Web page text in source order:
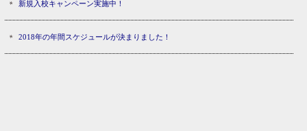
新規入校キャンペーン実施中！
2018年の年間スケジュールが決まりました！